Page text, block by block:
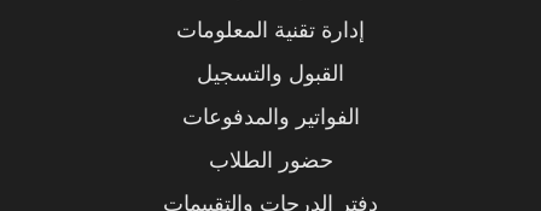
إدارة تقنية المعلومات
القبول والتسجيل
الفواتير والمدفوعات
حضور الطلاب
دفتر الدرجات والتقييمات